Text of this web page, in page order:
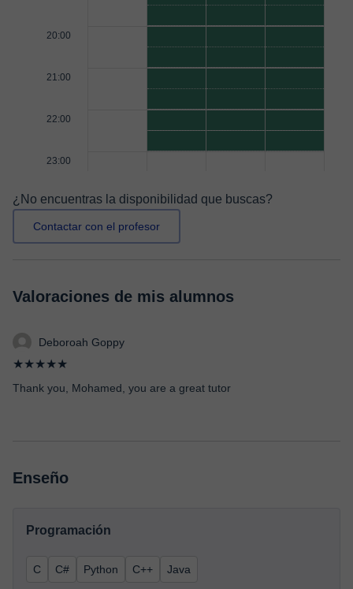
20:00
21:00
22:00
23:00
¿No encuentras la disponibilidad que buscas?
Contactar con el profesor
Valoraciones de mis alumnos
Deboroah Goppy
★★★★★
Thank you, Mohamed, you are a great tutor
Enseño
Programación
C C# Python C++ Java